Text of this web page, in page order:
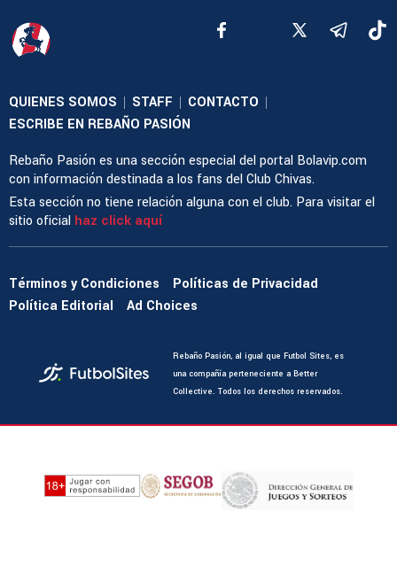
QUIENES SOMOS | STAFF | CONTACTO |
ESCRIBE EN REBAÑO PASIÓN
Rebaño Pasión es una sección especial del portal Bolavip.com
con información destinada a los fans del Club Chivas.
Esta sección no tiene relación alguna con el club. Para visitar el
sitio oficial haz click aquí
Términos y Condiciones
Políticas de Privacidad
Política Editorial
Ad Choices
Rebaño Pasión, al igual que Futbol Sites, es
una compañía perteneciente a Better
Collective. Todos los derechos reservados.